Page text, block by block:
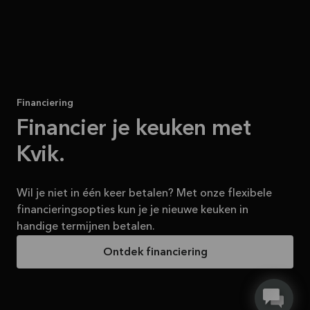
Financiering
Financier je keuken met
Kvik.
Wil je niet in één keer betalen? Met onze flexibele
financieringsopties kun je je nieuwe keuken in
handige termijnen betalen.
Ontdek financiering